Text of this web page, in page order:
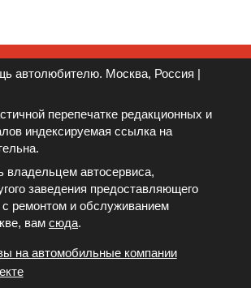
автолюбителю. Москва, Россия |
перепечатке редакционных и
индексируемая ссылка на
владельцем автосервиса,
заведения предоставляющего
с ремонтом и обслуживанием
вам сюда.
на автомобильные компании